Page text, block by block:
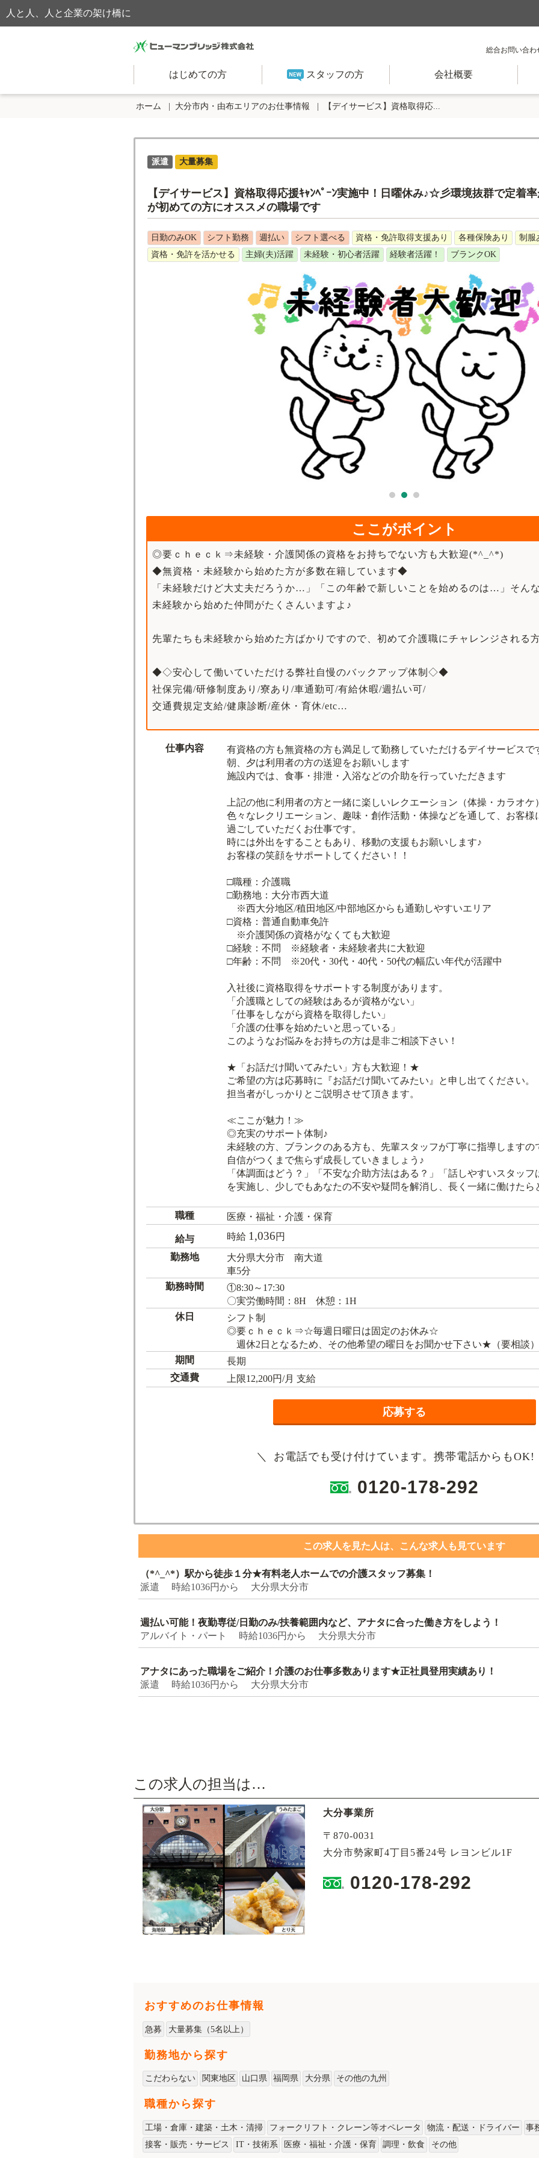
人と人、人と企業の架け橋に
総合お問い合わ
はじめての方 スタッフの方 会社概要
ホーム 大分市内・由布エリアのお仕事情報 【デイサービス】資格取得応...
派遣 大量募集
【デイサービス】資格取得応援ｷｬﾝﾍﾟｰﾝ実施中！日曜休み♪☆彡環境抜群で定着
が初めての方にオススメの職場です
日勤のみOK シフト勤務 週払い シフト選べる 資格・免許取得支援あり 各種保険あり
制服
資格・免許を活かせる
主婦(夫)活躍 未経験・初心者活躍 経験者活躍！ ブランクOK
ここがポイント
◎要ｃｈｅｃｋ⇒未経験・介護関係の資格をお持ちでない方も大歓迎(*^_^*)
◆無資格・未経験から始めた方が多数在籍しています◆
「未経験だけど大丈夫だろうか…」「この年齢で新しいことを始めるのは…」そん
未経験から始めた仲間がたくさんいますよ♪
先輩たちも未経験から始めた方ばかりですので、初めて介護職にチャレンジされる
◆◇安心して働いていただける弊社自慢のバックアップ体制◇◆
社保完備/研修制度あり/寮あり/車通勤可/有給休暇/週払い可/
交通費規定支給/健康診断/産休・育休/etc…
仕事内容
有資格の方も無資格の方も満足して勤務していただけるデイサービスで
朝、夕は利用者の方の送迎をお願いします
施設内では、食事・排泄・入浴などの介助を行っていただきます
上記の他に利用者の方と一緒に楽しいレクエーション（体操・カラオケ
色々なレクリエーション、趣味・創作活動・体操などを通して、お客
過ごしていただくお仕事です。
時には外出をすることもあり、移動の支援もお願いします♪
お客様の笑顔をサポートしてください！！
□職種：介護職
□勤務地：大分市西大道
※西大分地区/稙田地区/中部地区からも通勤しやすいエリア
□資格：普通自動車免許
※介護関係の資格がなくても大歓迎
□経験：不問 ※経験者・未経験者共に大歓迎
□年齢：不問 ※20代・30代・40代・50代の幅広い年代が活躍中
入社後に資格取得をサポートする制度があります。
「介護職としての経験はあるが資格がない」
「仕事をしながら資格を取得したい」
「介護の仕事を始めたいと思っている」
このようなお悩みをお持ちの方は是非ご相談下さい！
★「お話だけ聞いてみたい」方も大歓迎！★
ご希望の方は応募時に『お話だけ聞いてみたい』と申し出てください
担当者がしっかりとご説明させて頂きます。
≪ここが魅力！≫
◎充実のサポート体制♪
未経験の方、ブランクのある方も、先輩スタッフが丁寧に指導しますの
自信がつくまで焦らず成長していきましょう♪
「体調面はどう？」「不安な介助方法はある？」「話しやすいスタッ
を実施し、少しでもあなたの不安や疑問を解消し、長く一緒に働けたら
職種 医療・福祉・介護・保育
給与 時給 1,036円
勤務地
大分県大分市 南大道
車5分
勤務時間
①8:30～17:30
〇実労働時間：8H 休憩：1H
休日
シフト制
◎要ｃｈｅｃｋ⇒☆毎週日曜日は固定のお休み☆
週休2日となるため、その他希望の曜日をお聞かせ下さい★（要相談）
期間
長期
交通費
上限12,200円/月 支給
応募する
＼ お電話でも受け付けています。携帯電話からも
0120-178-292
この求人を見た人は、こんな求人も見ています
（*^_^*）駅から徒歩１分★有料老人ホームでの介護スタッフ募集！
派遣 時給1036円から 大分県大分市
週払い可能！夜勤専従/日勤のみ/扶養範囲内など、アナタに合った働き方をしよう！
アルバイト・パート 時給1036円から 大分県大分市
アナタにあった職場をご紹介！介護のお仕事多数あります★正社員登用実績あり！
派遣 時給1036円から 大分県大分市
この求人の担当は…
大分事業所
〒870-0031
大分市勢家町4丁目5番24号 レヨンビル1F
0120-178-292
おすすめのお仕事情報
急募 大量募集（5名以上）
勤務地から探す
こだわらない 関東地区 山口県 福岡県 大分県 その他の九州
職種から探す
工場・倉庫・建築・土木・清掃 フォークリフト・クレーン等オペレータ 物流・配送・ドライバー
事
接客・販売・サービス
IT・技術系 医療・福祉・介護・保育 調理・飲食 その他